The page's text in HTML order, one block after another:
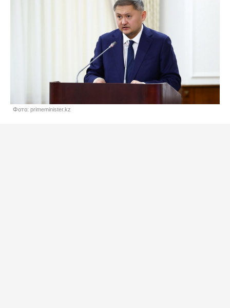
Фото: primeminister.kz